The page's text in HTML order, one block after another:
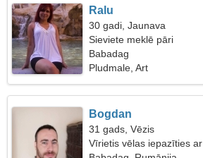
Ralu
30 gadi, Jaunava
Sieviete meklē pāri
Babadag
Pludmale, Art
Bogdan
31 gads, Vēzis
Vīrietis vēlas iepazīties